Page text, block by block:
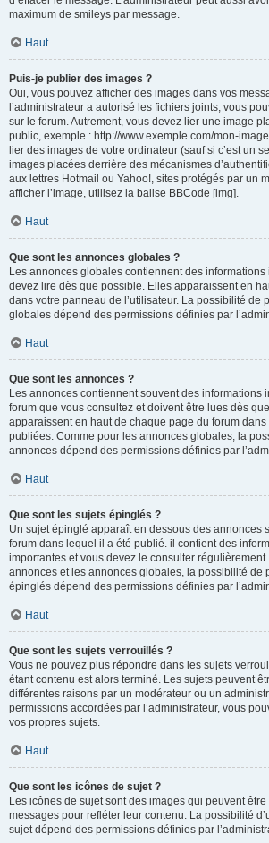
maximum de smileys par message.
Haut
Puis-je publier des images ?
Oui, vous pouvez afficher des images dans vos
l’administrateur a autorisé les fichiers joints, vous
sur le forum. Autrement, vous devez lier une image
public, exemple : http://www.exemple.com/mon-
lier des images de votre ordinateur (sauf si c’est un
images placées derrière des mécanismes
aux lettres Hotmail ou Yahoo!, sites protégés par un
afficher l’image, utilisez la balise BBCode [img].
Haut
Que sont les annonces globales ?
Les annonces globales contiennent des
devez lire dès que possible. Elles apparaissent en
dans votre panneau de l’utilisateur. La possibilité de
globales dépend des permissions définies par
Haut
Que sont les annonces ?
Les annonces contiennent souvent des informations
forum que vous consultez et doivent être lues dès
apparaissent en haut de chaque page du forum
publiées. Comme pour les annonces globales, la
annonces dépend des permissions définies par
Haut
Que sont les sujets épinglés ?
Un sujet épinglé apparaît en dessous des annonces
forum dans lequel il a été publié. il contient des
importantes et vous devez le consulter
annonces et les annonces globales, la possibilité de
épinglés dépend des permissions définies par
Haut
Que sont les sujets verrouillés ?
Vous ne pouvez plus répondre dans les sujets
étant contenu est alors terminé. Les sujets peuvent
différentes raisons par un modérateur ou un
permissions accordées par l’administrateur, vous
vos propres sujets.
Haut
Que sont les icônes de sujet ?
Les icônes de sujet sont des images qui peuvent
messages pour refléter leur contenu. La possibilité
sujet dépend des permissions définies par